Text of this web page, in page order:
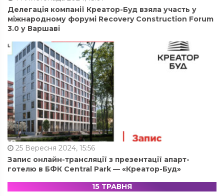
Делегація компанії Креатор-Буд взяла участь у
міжнародному форумі Recovery Construction Forum
3.0 у Варшаві
25 Вересня 2024, 15:56
Запис онлайн-трансляції з презентації апарт-
готелю в БФК Central Park — «Креатор-Буд»
15 ТРАВНЯ